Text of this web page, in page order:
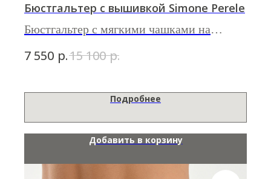
Бюстгальтер с вышивкой Simone Perele
Бюстгальтер с мягкими чашками на
7 550 р.15 100 р.
Подробнее
Добавить в корзину